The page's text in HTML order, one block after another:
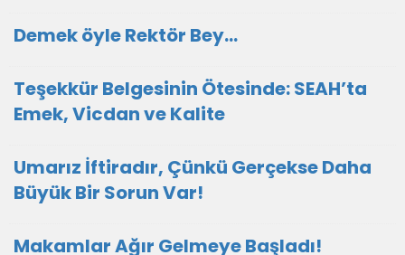
Demek öyle Rektör Bey…
Teşekkür Belgesinin Ötesinde: SEAH’ta
Emek, Vicdan ve Kalite
Umarız İftiradır, Çünkü Gerçekse Daha
Büyük Bir Sorun Var!
Makamlar Ağır Gelmeye Başladı!